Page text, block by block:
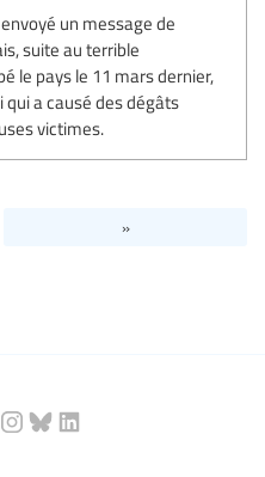
un message de
suite au terrible
le pays le 11 mars dernier,
a causé des dégâts
victimes.
»